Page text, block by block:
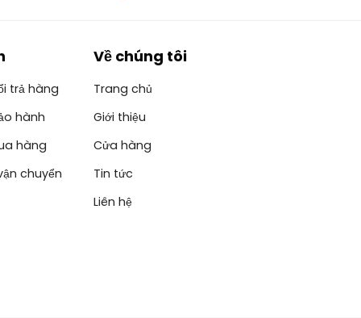
trả hàng
hành
hàng
chuyển
Về chúng tôi
Trang chủ
Giới thiệu
Cửa hàng
Tin tức
Liên hệ